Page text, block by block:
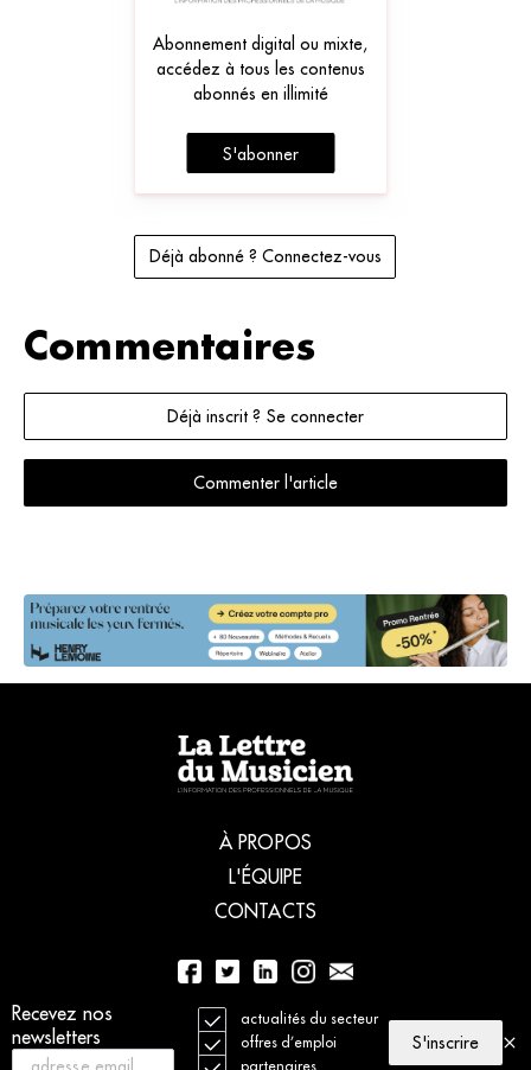
Recevez nos
newsletters
actualités du secteur
offres d’emploi
partenaires
S'inscrire
Abonnement digital ou mixte,
accédez à tous les contenus
abonnés en illimité
S'abonner
Déjà abonné ? Connectez-vous
Commentaires
Déjà inscrit ? Se connecter
Commenter l'article
À PROPOS
L'ÉQUIPE
CONTACTS
01 56 77 04 00